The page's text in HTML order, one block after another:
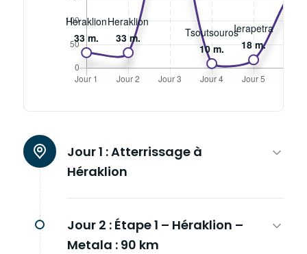
Jour 1 :Atterrissage à
Héraklion
Jour 2 : Étape 1 – Héraklion –
Metala : 90 km